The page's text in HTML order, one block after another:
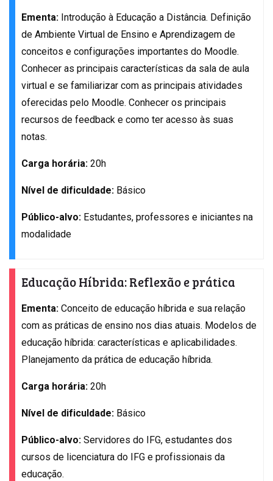
Ementa: Introdução à Educação a Distância. Definição
de Ambiente Virtual de Ensino e Aprendizagem de
conceitos e configurações importantes do Moodle.
Conhecer as principais características da sala de aula
virtual e se familiarizar com as principais atividades
oferecidas pelo Moodle. Conhecer os principais
recursos de feedback e como ter acesso às suas
notas.
Carga horária: 20h
Nível de dificuldade: Básico
Público-alvo: Estudantes, professores e iniciantes na
modalidade
Educação Híbrida: Reflexão e prática
Ementa: Conceito de educação híbrida e sua relação
com as práticas de ensino nos dias atuais. Modelos de
educação híbrida: características e aplicabilidades.
Planejamento da prática de educação híbrida.
Carga horária: 20h
Nível de dificuldade: Básico
Público-alvo: Servidores do IFG, estudantes dos
cursos de licenciatura do IFG e profissionais da
educação.